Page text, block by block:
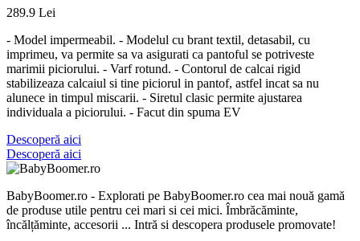
289.9 Lei
- Model impermeabil. - Modelul cu brant textil, detasabil, cu
imprimeu, va permite sa va asigurati ca pantoful se potriveste
marimii piciorului. - Varf rotund. - Contorul de calcai rigid
stabilizeaza calcaiul si tine piciorul in pantof, astfel incat sa nu
alunece in timpul miscarii. - Siretul clasic permite ajustarea
individuala a piciorului. - Facut din spuma EV
Descoperă aici
Descoperă aici
BabyBoomer.ro - Explorati pe BabyBoomer.ro cea mai nouă gamă
de produse utile pentru cei mari si cei mici. Îmbrăcăminte,
încălțăminte, accesorii ... Intră si descopera produsele promovate!